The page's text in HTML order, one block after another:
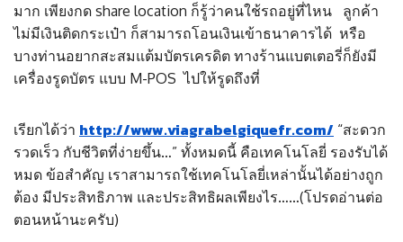
มาก เพียงกด share location ก็รู้ว่าคนใช้รถอยู่ที่ไหน ลูกค้า
ไม่มีเงินติดกระเป๋า ก็สามารถโอนเงินเข้าธนาคารได้ หรือ
บางท่านอยากสะสมแต้มบัตรเครดิต ทางร้านแบตเตอรี่ก็ยังมี
เครื่องรูดบัตร แบบ M-POS ไปให้รูดถึงที่
เรียกได้ว่า http://www.viagrabelgiquefr.com/ “สะดวก
รวดเร็ว กับชีวิตที่ง่ายขึ้น…” ทั้งหมดนี้ คือเทคโนโลยี่ รองรับได้
หมด ข้อสำคัญ เราสามารถใช้เทคโนโลยี่เหล่านั้นได้อย่างถูก
ต้อง มีประสิทธิภาพ และประสิทธิผลเพียงไร……(โปรดอ่านต่อ
ตอนหน้านะครับ)